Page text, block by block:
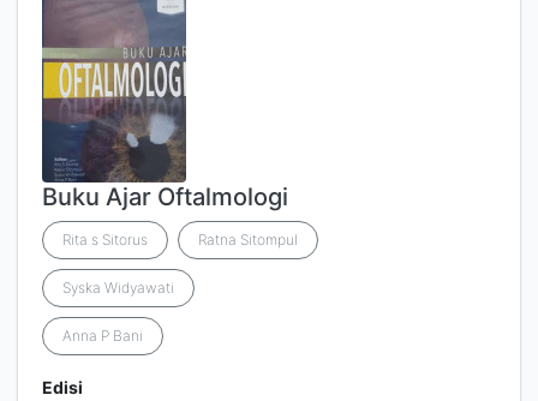
Buku Ajar Oftalmologi
Rita s Sitorus Ratna Sitompul
Syska Widyawati
Anna P Bani
Edisi